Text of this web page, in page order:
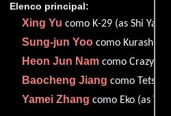
Elenco principal:
Xing Yu como K-29 (as Shi
Sung-jun Yoo como Kurashige
Heon Jun Nam como Crazy
Baocheng Jiang como
Yamei Zhang como Eko (as Ya